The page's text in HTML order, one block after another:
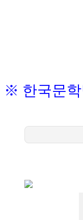
※ 한국문학